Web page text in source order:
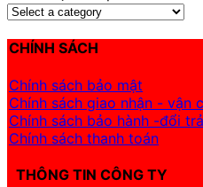
CHÍNH SÁCH
Chính sách bảo mật
Chính sách giao nhận - vận
Chính sách bảo hành -đổi trả
Chính sách thanh toán
THÔNG TIN CÔNG TY